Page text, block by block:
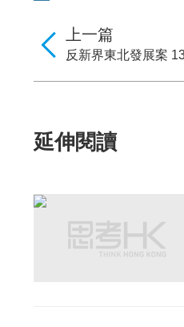
上一篇
反新界東北發展案
延伸閱讀